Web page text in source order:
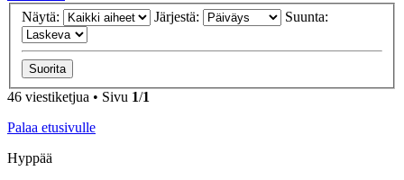
Näytä:
Järjestä: Suunta:
46 viestiketjua • Sivu 1/1
Palaa etusivulle
Hyppää